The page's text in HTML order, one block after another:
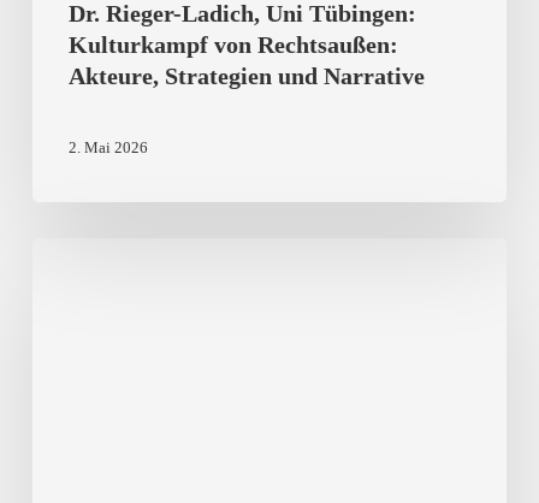
Rechtsaußen:
Akteure,
Strategien
Dr. Rieger-Ladich, Uni Tübingen:
Kulturkampf von Rechtsaußen:
Akteure, Strategien und Narrative
2. Mai 2026